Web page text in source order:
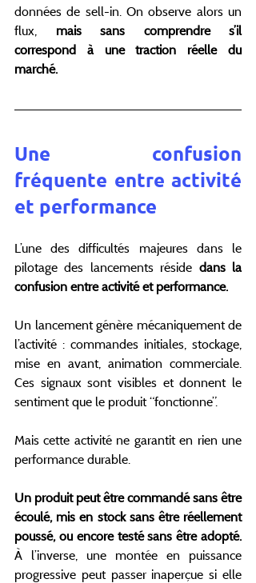
données de sell-in. On observe alors un
flux, mais sans comprendre s’il
correspond à une traction réelle du
marché.
Une confusion
fréquente entre activité
et performance
L’une des difficultés majeures dans le
pilotage des lancements réside dans la
confusion entre activité et performance.
Un lancement génère mécaniquement de
l’activité : commandes initiales, stockage,
mise en avant, animation commerciale.
Ces signaux sont visibles et donnent le
sentiment que le produit “fonctionne”.
Mais cette activité ne garantit en rien une
performance durable.
Un produit peut être commandé sans être
écoulé, mis en stock sans être réellement
poussé, ou encore testé sans être adopté.
À l’inverse, une montée en puissance
progressive peut passer inaperçue si elle